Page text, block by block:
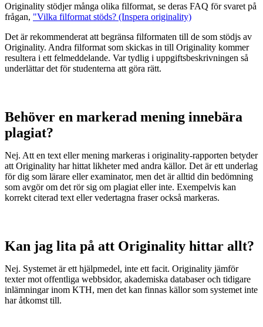
Originality stödjer många olika filformat, se deras FAQ för svaret på
frågan, "Vilka filformat stöds? (Inspera originality)
Det är rekommenderat att begränsa filformaten till de som stödjs av
Originality. Andra filformat som skickas in till Originality kommer
resultera i ett felmeddelande. Var tydlig i uppgiftsbeskrivningen så
underlättar det för studenterna att göra rätt.
Behöver en markerad mening innebära
plagiat?
Nej. Att en text eller mening markeras i originality-rapporten betyder
att Originality har hittat likheter med andra källor. Det är ett underlag
för dig som lärare eller examinator, men det är alltid din bedömning
som avgör om det rör sig om plagiat eller inte. Exempelvis kan
korrekt citerad text eller vedertagna fraser också markeras.
Kan jag lita på att Originality hittar allt?
Nej. Systemet är ett hjälpmedel, inte ett facit. Originality jämför
texter mot offentliga webbsidor, akademiska databaser och tidigare
inlämningar inom KTH, men det kan finnas källor som systemet inte
har åtkomst till.